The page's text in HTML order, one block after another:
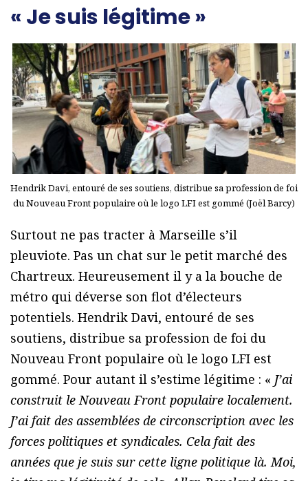
« Je suis légitime »
Hendrik Davi, entouré de ses soutiens, distribue sa profession de foi
du Nouveau Front populaire où le logo LFI est gommé (Joël Barcy)
Surtout ne pas tracter à Marseille s’il
pleuviote. Pas un chat sur le petit marché des
Chartreux. Heureusement il y a la bouche de
métro qui déverse son flot d’électeurs
potentiels. Hendrik Davi, entouré de ses
soutiens, distribue sa profession de foi du
Nouveau Front populaire où le logo LFI est
gommé. Pour autant il s’estime légitime : « J’ai
construit le Nouveau Front populaire localement.
J’ai fait des assemblées de circonscription avec les
forces politiques et syndicales. Cela fait des
années que je suis sur cette ligne politique là. Moi,